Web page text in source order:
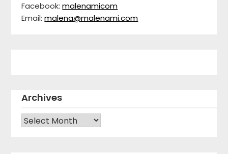
Facebook:malenamicom
Email:malena@malenami.com
Archives
Archives